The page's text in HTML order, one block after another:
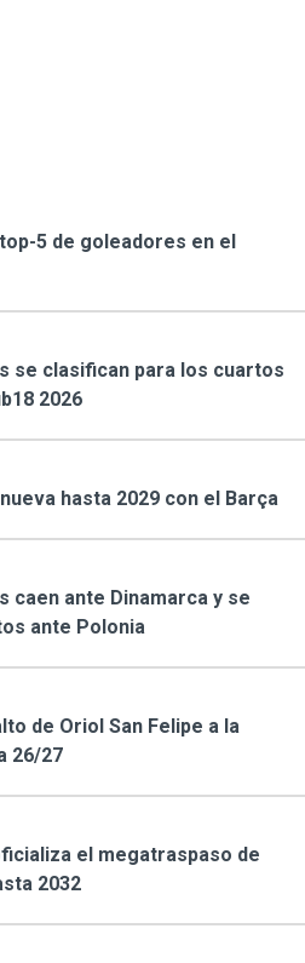
5 de goleadores en el
se clasifican para los cuartos
2026
hasta 2029 con el Barça
caen ante Dinamarca y se
ante Polonia
de Oriol San Felipe a la
26/27
el megatraspaso de
2032